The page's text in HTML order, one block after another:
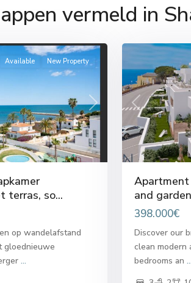
vermeld in
Next
Available New Property
terras, so...
op wandelafstand
gloednieuwe
...
Previous
and garden
398.000€
Discover our
clean modern
bedrooms an ...